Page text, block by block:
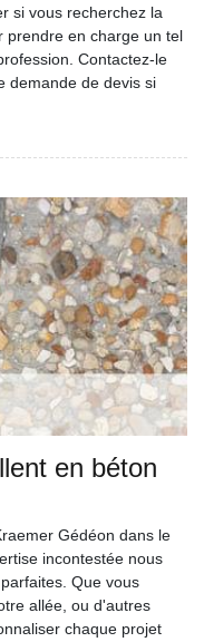
si vous recherchez la
prendre en charge un tel
Contactez-le
demande de devis si
en béton
Gédéon dans le
incontestée nous
Que vous
allée, ou d'autres
chaque projet